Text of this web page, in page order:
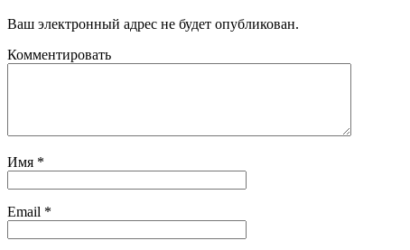
Ваш электронный адрес не будет опубликован.
Комментировать
Имя *
Email *